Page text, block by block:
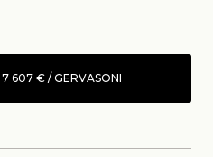
7 607 € / GERVASONI